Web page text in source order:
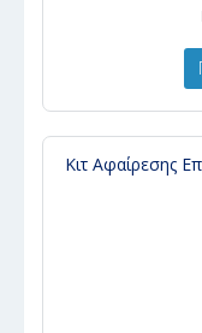
Κιτ Αφαίρεσης